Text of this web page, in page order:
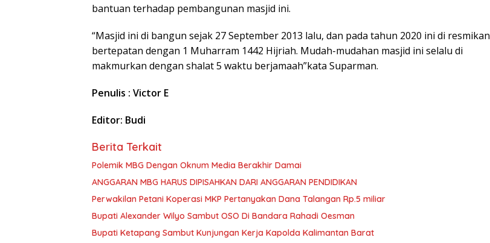
bantuan terhadap pembangunan masjid ini.
“Masjid ini di bangun sejak 27 September 2013 lalu, dan pada tahun 2020 ini di resmikan
bertepatan dengan 1 Muharram 1442 Hijriah. Mudah-mudahan masjid ini selalu di
makmurkan dengan shalat 5 waktu berjamaah”kata Suparman.
Penulis : Victor E
Editor: Budi
Berita Terkait
Polemik MBG Dengan Oknum Media Berakhir Damai
ANGGARAN MBG HARUS DIPISAHKAN DARI ANGGARAN PENDIDIKAN
Perwakilan Petani Koperasi MKP Pertanyakan Dana Talangan Rp.5 miliar
Bupati Alexander Wilyo Sambut OSO Di Bandara Rahadi Oesman
Bupati Ketapang Sambut Kunjungan Kerja Kapolda Kalimantan Barat